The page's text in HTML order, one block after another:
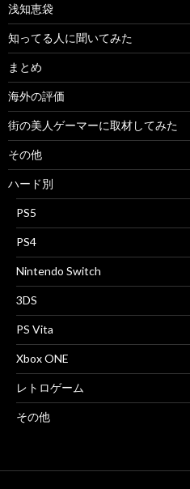
浅知恵袋
知ってる人に聞いてみた
まとめ
海外の評価
街の美人ゲーマーに取材してみた
その他
ハード別
PS5
PS4
Nintendo Switch
3DS
PS Vita
Xbox ONE
レトロゲーム
その他